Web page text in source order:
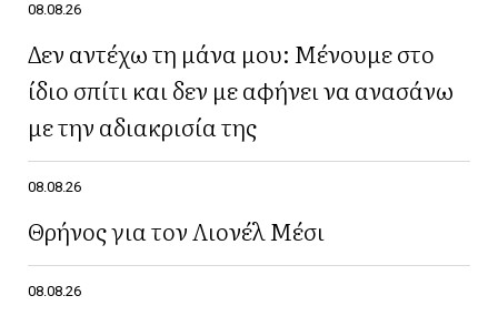
08.08.26
Δεν αντέχω τη μάνα μου: Μένουμε στο
ίδιο σπίτι και δεν με αφήνει να ανασάνω
με την αδιακρισία της
08.08.26
Θρήνος για τον Λιονέλ Μέσι
08.08.26